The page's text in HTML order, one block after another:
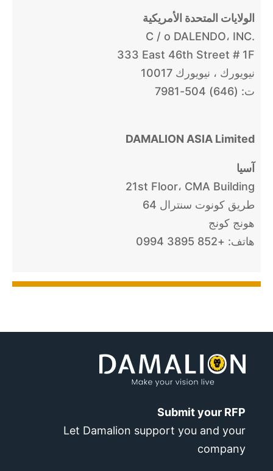
الولايات المتحدة الأمريكية
C / o DALENDO، INC.
333 East 46th Street # 1F
نيويورك ، نيويورك 10017
ت: (646) 504-7981
DAMALION ASIA Limited
آسيا
21st Floor، CMA Building
64 طريق كونوت سنترال
هونج كونج
هاتف: +852 3895 0994
Submit your RFP
Let Damalion support you and your
company